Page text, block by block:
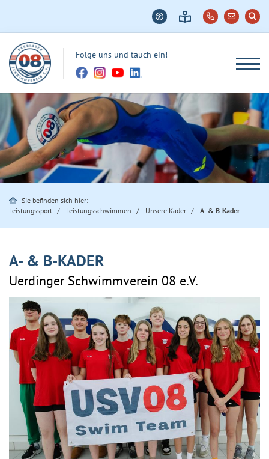
Folge uns und tauch ein!
Sie befinden sich hier:
Leistungssport
Leistungsschwimmen Unsere Kader A- & B-Kader
A- & B-KADER
Uerdinger Schwimmverein 08 e.V.